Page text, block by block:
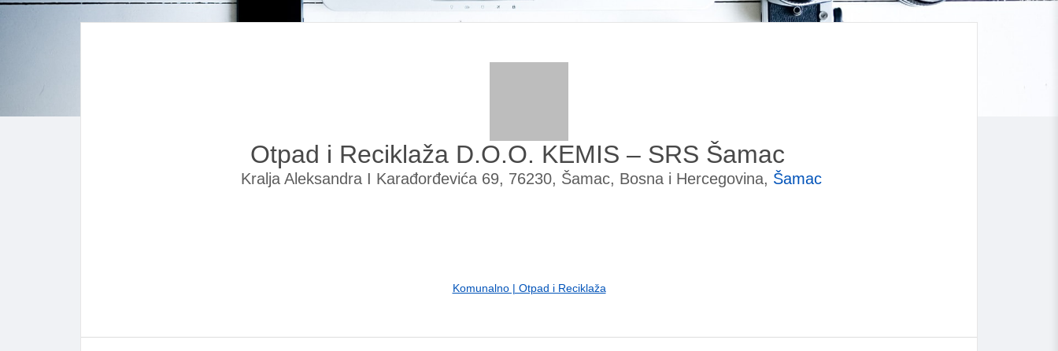
Otpad i Reciklaža D.O.O. KEMIS – SRS Šamac
Kralja Aleksandra I Karađorđevića 69, 76230, Šamac, Bosna i Hercegovina, Šamac
Komunalno | Otpad i Reciklaža